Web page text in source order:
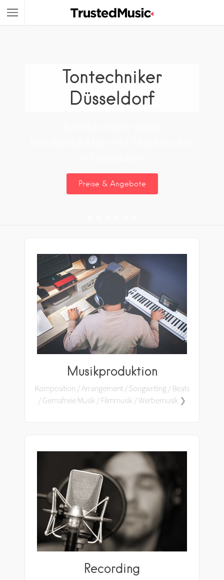
Tontechniker
Düsseldorf
Musikproduktion
Komposition / Arrangement / Songwriting / Beats
/ Gemafreie Musik / Filmmusik / Werbemusik ❯
Recording